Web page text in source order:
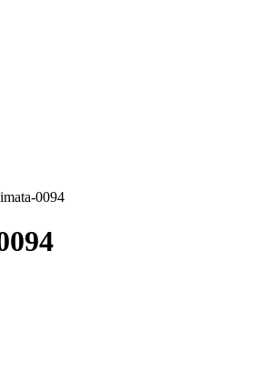
0094